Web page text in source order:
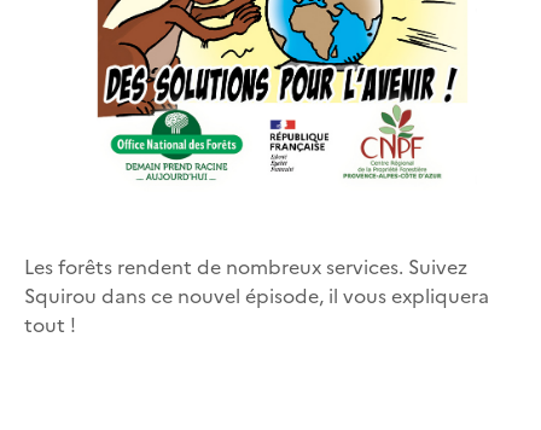
Les forêts rendent de nombreux services. Suivez
Squirou dans ce nouvel épisode, il vous expliquera
tout !